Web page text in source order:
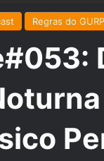
Regras do